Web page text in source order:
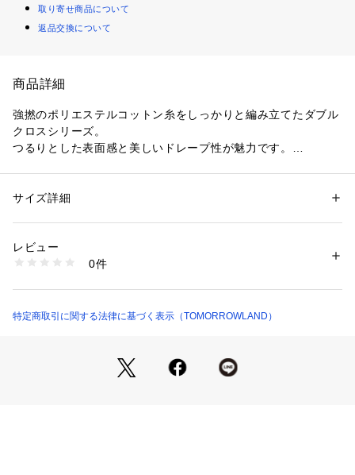
取り寄せ商品について
返品交換について
商品詳細
強撚のポリエステルコットン糸をしっかりと編み立てたダブル
クロスシリーズ。
つるりとした表面感と美しいドレープ性が魅力です。
しいバランスに。
フラットサンダルやカゴバックを合わせたり、ジャケットを羽
織ってきれいめに着こなすなどコーディネート次第でオンオフ
スタッフ身長:162cm
店舗にお問い合わせの際は、下記の商品番号をお申し付けくだ
性別：レディース
素材：ポリエステル52％　コットン48％
洗濯：手洗い、漂白不可、タンブル乾燥不可、自然乾燥、アイロン仕上げ
可、ドライ可、ウエットクリーニング可
商品番号：1095000000888 （モール）
サイズ詳細
レビュー
0件
特定商取引に関する法律に基づく表示（TOMORROWLAND）